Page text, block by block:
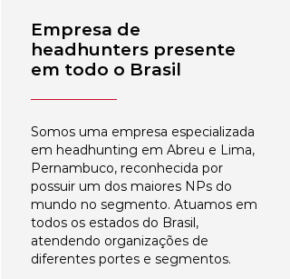
Empresa de
headhunters presente
em todo o Brasil
Somos uma empresa especializada
em headhunting em Abreu e Lima,
Pernambuco, reconhecida por
possuir um dos maiores NPs do
mundo no segmento. Atuamos em
todos os estados do Brasil,
atendendo organizações de
diferentes portes e segmentos.